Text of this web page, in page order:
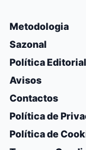
Metodologia
Sazonal
Política Editorial
Avisos
Contactos
Política de
Política de